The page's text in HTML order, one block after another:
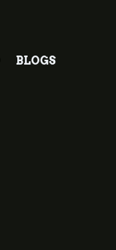
BLOGS